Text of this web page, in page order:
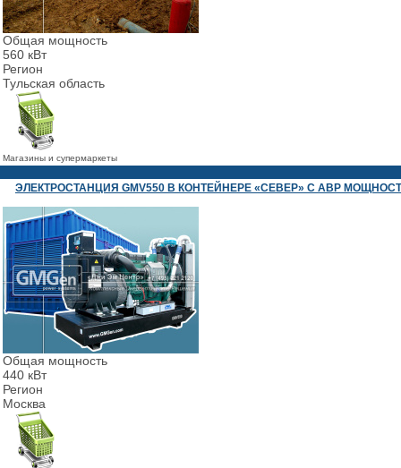
Общая мощность
560 кВт
Регион
Тульская область
Магазины и супермаркеты
ЭЛЕКТРОСТАНЦИЯ GMV550 В КОНТЕЙНЕРЕ «СЕВЕР» С АВР
Общая мощность
440 кВт
Регион
Москва